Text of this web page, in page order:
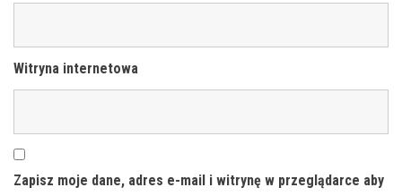
Witryna internetowa
Zapisz moje dane, adres e-mail i witrynę w przeglądarce aby